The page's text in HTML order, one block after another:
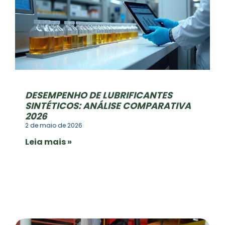
DESEMPENHO DE LUBRIFICANTES
SINTÉTICOS: ANÁLISE COMPARATIVA
2026
2 de maio de 2026
Leia mais »